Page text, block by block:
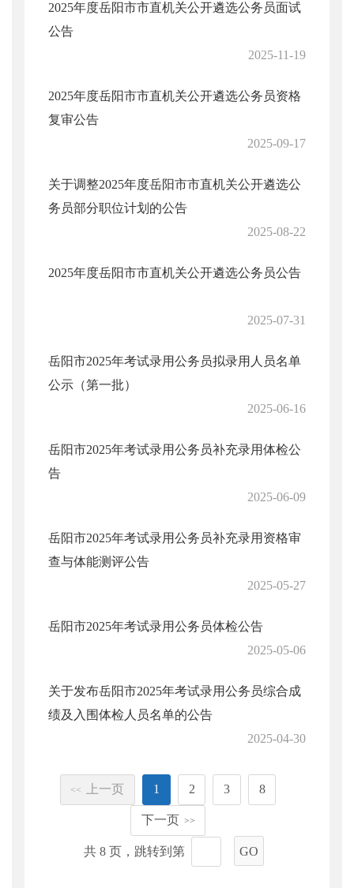
2025年度岳阳市市直机关公开遴选公务员面试
公告
2025-11-19
2025年度岳阳市市直机关公开遴选公务员资格
复审公告
2025-09-17
关于调整2025年度岳阳市市直机关公开遴选公
务员部分职位计划的公告
2025-08-22
2025年度岳阳市市直机关公开遴选公务员公告
2025-07-31
岳阳市2025年考试录用公务员拟录用人员名单
公示（第一批）
2025-06-16
岳阳市2025年考试录用公务员补充录用体检公
告
2025-06-09
岳阳市2025年考试录用公务员补充录用资格审
查与体能测评公告
2025-05-27
岳阳市2025年考试录用公务员体检公告
2025-05-06
关于发布岳阳市2025年考试录用公务员综合成
绩及入围体检人员名单的公告
2025-04-30
<< 上一页 1 2 3 8
下一页 >>
共 8 页，跳转到第 GO